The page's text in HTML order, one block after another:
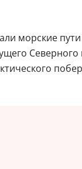
морские
Северного